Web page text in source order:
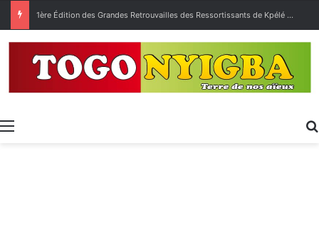
1ère Édition des Grandes Retrouvailles des Ressortissants de Kpélé Govié Apégamé / Sokpé
Menu